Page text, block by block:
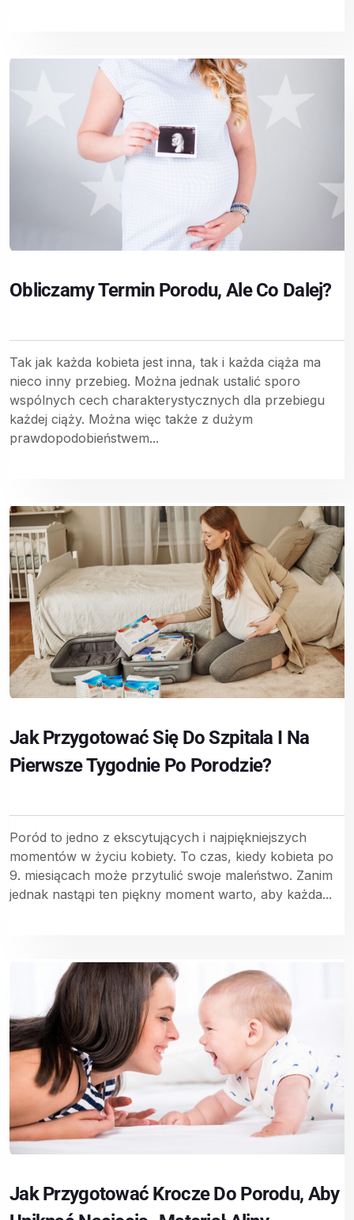
Obliczamy Termin Porodu, Ale Co Dalej?
Tak jak każda kobieta jest inna, tak i każda ciąża ma
nieco inny przebieg. Można jednak ustalić sporo
wspólnych cech charakterystycznych dla przebiegu
każdej ciąży. Można więc także z dużym
prawdopodobieństwem...
Jak Przygotować Się Do Szpitala I Na
Pierwsze Tygodnie Po Porodzie?
Poród to jedno z ekscytujących i najpiękniejszych
momentów w życiu kobiety. To czas, kiedy kobieta po
9. miesiącach może przytulić swoje maleństwo. Zanim
jednak nastąpi ten piękny moment warto, aby każda...
Jak Przygotować Krocze Do Porodu, Aby